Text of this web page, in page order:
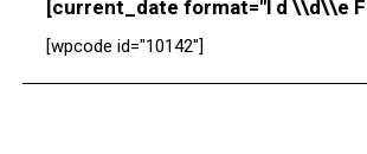
[current_date format="l d \\d\\e
[wpcode id="10142"]